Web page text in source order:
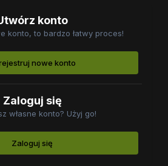
konto
konto, to bardzo łatwy proces!
nowe konto
Zaloguj się
własne konto? Użyj go!
Zaloguj się